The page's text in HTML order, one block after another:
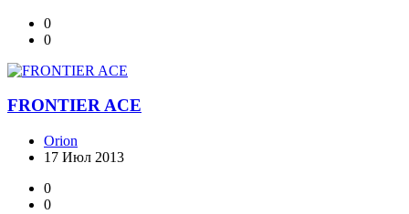
0
0
FRONTIER ACE
Orion
17 Июл 2013
0
0